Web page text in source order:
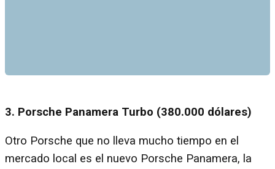
3. Porsche Panamera Turbo (380.000 dólares)
Otro Porsche que no lleva mucho tiempo en el
mercado local es el nuevo Porsche Panamera, la